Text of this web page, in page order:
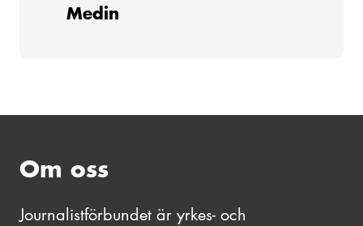
Medin
Om oss
Journalistförbundet är yrkes- och